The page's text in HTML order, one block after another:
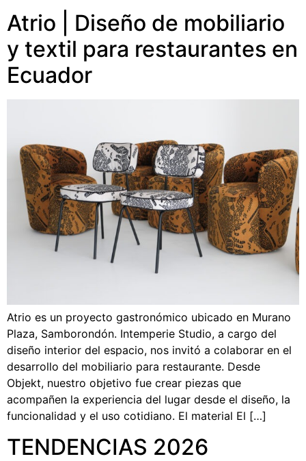
Atrio | Diseño de mobiliario
y textil para restaurantes en
Ecuador
Atrio es un proyecto gastronómico ubicado en Murano
Plaza, Samborondón. Intemperie Studio, a cargo del
diseño interior del espacio, nos invitó a colaborar en el
desarrollo del mobiliario para restaurante. Desde
Objekt, nuestro objetivo fue crear piezas que
acompañen la experiencia del lugar desde el diseño, la
funcionalidad y el uso cotidiano. El material El […]
TENDENCIAS 2026